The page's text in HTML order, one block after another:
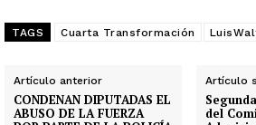
TAGS Cuarta Transformación
Artículo anterior
CONDENAN DIPUTADAS EL
ABUSO DE LA FUERZA
Artículo
del